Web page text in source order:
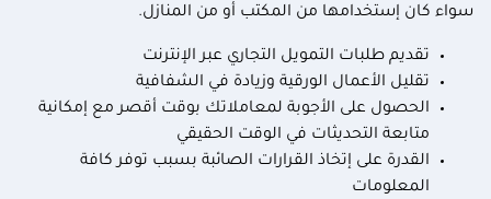
سواء كان إستخدامها من المكتب أو من المنازل.
تقديم طلبات التمويل التجاري عبر الإنترنت
تقليل الأعمال الورقية وزيادة في الشفافية
الحصول على الأجوبة لمعاملاتك بوقت أقصر مع إمكانية
متابعة التحديثات في الوقت الحقيقي
القدرة على إتخاذ القرارات الصائبة بسبب توفر كافة
المعلومات